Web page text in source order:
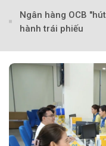
Ngân hàng OCB
hành trái phiếu